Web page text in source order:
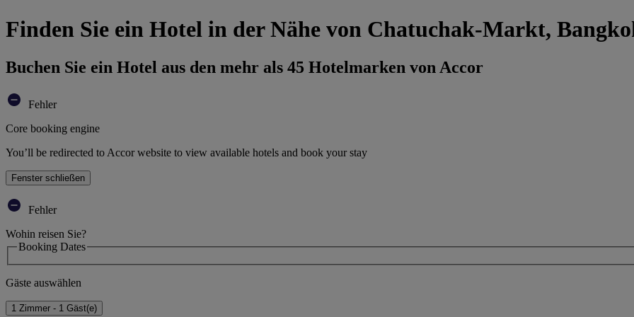
Finden Sie ein Hotel in der Nähe von Chatuchak-Markt,
Buchen Sie ein Hotel aus den mehr als 45 Hotelmarken von Accor
Fehler
Core booking engine
You’ll be redirected to Accor website to view available hotels and book your stay
Fenster schließen
Fehler
Wohin reisen Sie?
Booking Dates
Gäste auswählen
1 Zimmer - 1 Gäst(e)